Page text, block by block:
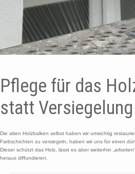
Pflege für das
statt Versiegelung
Die alten Holzbalken selbst haben wir umsichtig
Farbschichten zu versiegeln, haben wir uns für einen
Dieser schützt das Holz, lässt es aber weiterhin
heraus diffundieren.